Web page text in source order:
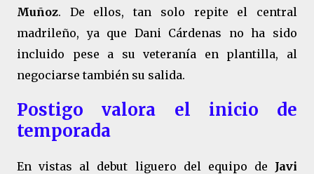
Muñoz. De ellos, tan solo repite el central
madrileño, ya que Dani Cárdenas no ha sido
incluido pese a su veteranía en plantilla, al
negociarse también su salida.
Postigo valora el inicio de
temporada
En vistas al debut liguero del equipo de Javi